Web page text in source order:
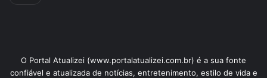
O Portal Atualizei (www.portalatualizei.com.br) é a sua fonte
confiável e atualizada de notícias, entretenimento, estilo de vida e